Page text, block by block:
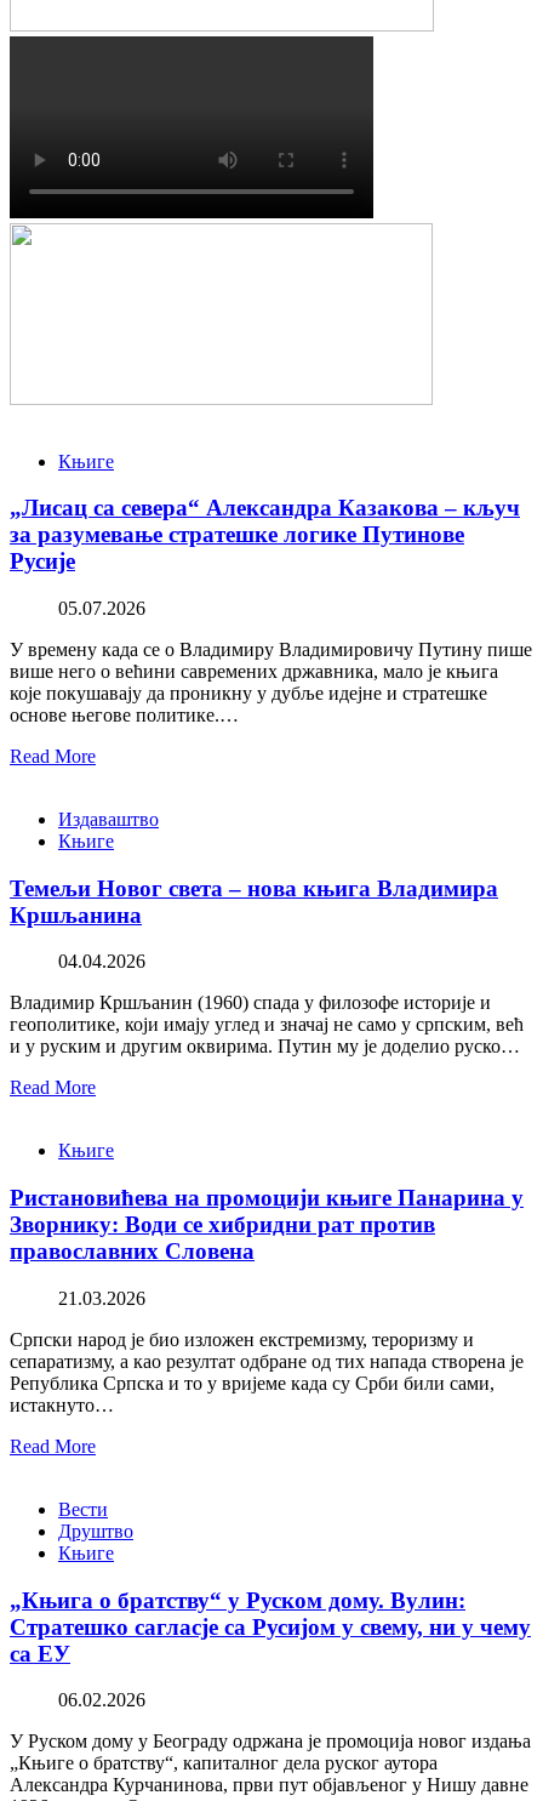
Књиге
„Лисац са севера“ Александра Казакова – кључ
за разумевање стратешке логике Путинове
Русије
05.07.2026
У времену када се о Владимиру Владимировичу Путину пише
више него о већини савремених државника, мало је књига
које покушавају да проникну у дубље идејне и стратешке
основе његове политике.…
Read More
Издаваштво
Књиге
Темељи Новог света – нова књига Владимира
Кршљанина
04.04.2026
Владимир Кршљанин (1960) спада у филозофе историје и
геополитике, који имају углед и значај не само у српским, већ
и у руским и другим оквирима. Путин му је доделио руско…
Read More
Књиге
Ристановићева на промоцији књиге Панарина у
Зворнику: Води се хибридни рат против
православних Словена
21.03.2026
Српски народ је био изложен екстремизму, тероризму и
сепаратизму, а као резултат одбране од тих напада створена је
Република Српска и то у вријеме када су Срби били сами,
истакнуто…
Read More
Вести
Друштво
Књиге
„Књига о братству“ у Руском дому. Вулин:
Стратешко сагласје са Русијом у свему, ни у чему
са ЕУ
06.02.2026
У Руском дому у Београду одржана је промоција новог издања
„Књиге о братству“, капиталног дела руског аутора
Александра Курчанинова, први пут објављеног у Нишу давне